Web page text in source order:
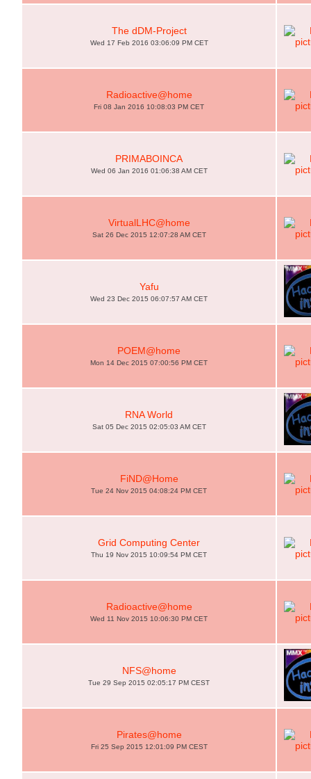
The dDM-Project
Wed 17 Feb 2016 03:06:09 PM CET
Radioactive@home
Fri 08 Jan 2016 10:08:03 PM CET
PRIMABOINCA
Wed 06 Jan 2016 01:06:38 AM CET
VirtualLHC@home
Sat 26 Dec 2015 12:07:28 AM CET
Yafu
Wed 23 Dec 2015 06:07:57 AM CET
POEM@home
Mon 14 Dec 2015 07:00:56 PM CET
RNA World
Sat 05 Dec 2015 02:05:03 AM CET
FiND@Home
Tue 24 Nov 2015 04:08:24 PM CET
Grid Computing Center
Thu 19 Nov 2015 10:09:54 PM CET
Radioactive@home
Wed 11 Nov 2015 10:06:30 PM CET
NFS@home
Tue 29 Sep 2015 02:05:17 PM CEST
Pirates@home
Fri 25 Sep 2015 12:01:09 PM CEST